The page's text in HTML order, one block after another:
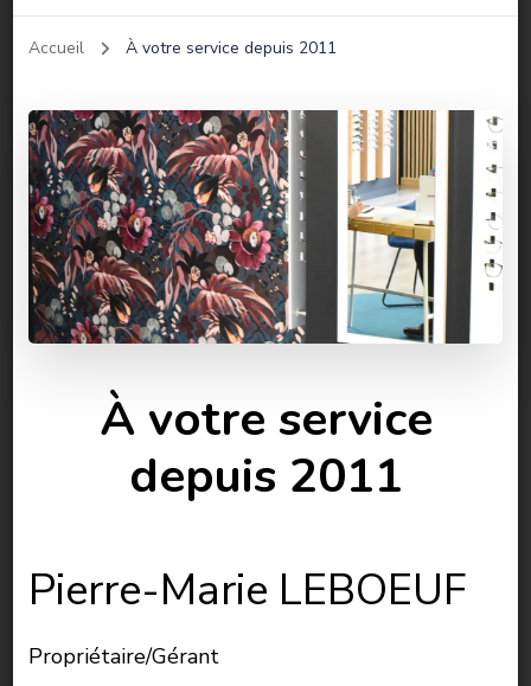
Accueil À votre service depuis 2011
À votre service
depuis 2011
Pierre-Marie LEBOEUF
Propriétaire/Gérant